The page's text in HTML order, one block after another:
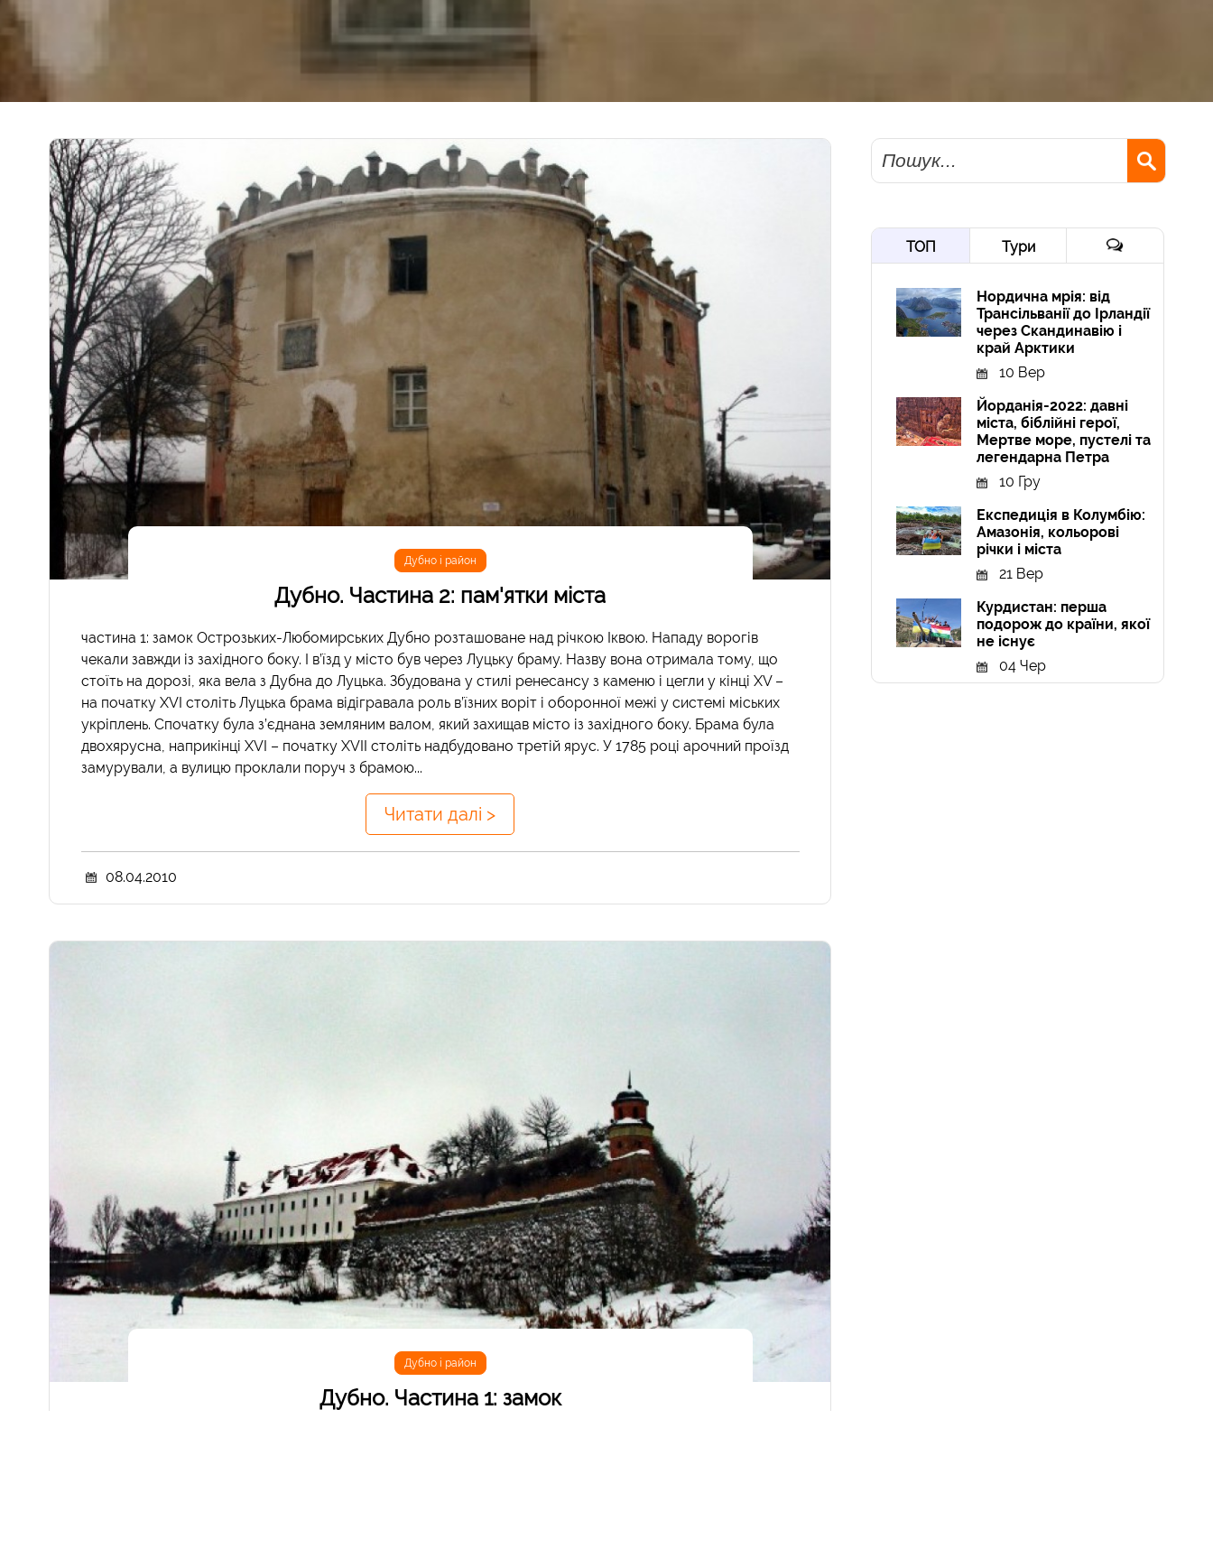
Дубно і район
Дубно. Частина 2: пам'ятки міста
частина 1: замок Острозьких-Любомирських Дубно розташоване над річкою Іквою. Нападу ворогів
чекали завжди із західного боку. І в’їзд у місто був через Луцьку браму. Назву вона отримала тому, що
стоїть на дорозі, яка вела з Дубна до Луцька. Збудована у стилі ренесансу з каменю і цегли у кінці XV –
на початку XVI століть Луцька брама відігравала роль в’їзних воріт і оборонної межі у системі міських
укріплень. Спочатку була з’єднана земляним валом, який захищав місто із західного боку. Брама була
двохярусна, наприкінці XVI – початку XVII століть надбудовано третій ярус. У 1785 році арочний проїзд
замурували, а вулицю проклали поруч з брамою...
Читати далі >
08.04.2010
Дубно і район
Дубно. Частина 1: замок
Пошук
ТОП Тури
Нордична мрія: від
Трансільванії до Ірландії
через Скандинавію і
край Арктики
10 Вер
Йорданія-2022: давні
міста, біблійні герої,
Мертве море, пустелі та
легендарна Петра
10 Гру
Експедиція в Колумбію:
Амазонія, кольорові
річки і міста
21 Вер
Курдистан: перша
подорож до країни, якої
не існує
04 Чер